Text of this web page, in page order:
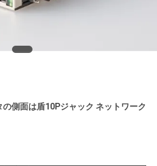
側面は盾10Pジャック ネットワーク